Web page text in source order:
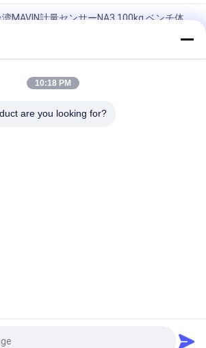
MAVIN計量センサーNA3 100kg ベンチ体
ォースセンサー & ロードセル
Alloy Electric Scales Weighing
10:18 PM
are you looking for?